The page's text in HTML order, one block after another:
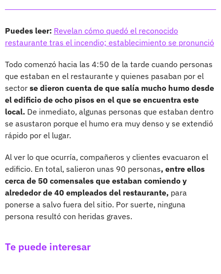
Puedes leer: Revelan cómo quedó el reconocido
restaurante tras el incendio; establecimiento se pronunció
Todo comenzó hacia las 4:50 de la tarde cuando personas
que estaban en el restaurante y quienes pasaban por el
sector se dieron cuenta de que salía mucho humo desde
el edificio de ocho pisos en el que se encuentra este
local. De inmediato, algunas personas que estaban dentro
se asustaron porque el humo era muy denso y se extendió
rápido por el lugar.
Al ver lo que ocurría, compañeros y clientes evacuaron el
edificio. En total, salieron unas 90 personas, entre ellos
cerca de 50 comensales que estaban comiendo y
alrededor de 40 empleados del restaurante, para
ponerse a salvo fuera del sitio. Por suerte, ninguna
persona resultó con heridas graves.
Te puede interesar